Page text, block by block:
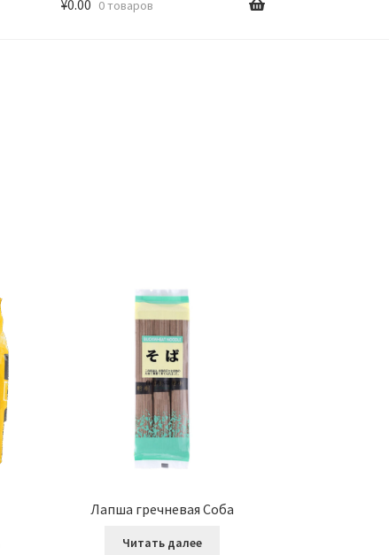
¥0.00 0 товаров
Лапша гречневая Соба
Читать далее